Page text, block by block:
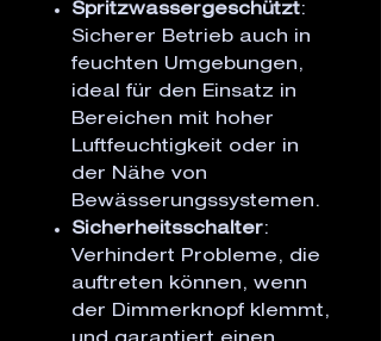
Spritzwassergeschützt:
Sicherer Betrieb auch in
feuchten Umgebungen,
ideal für den Einsatz in
Bereichen mit hoher
Luftfeuchtigkeit oder in
der Nähe von
Bewässerungssystemen.
Sicherheitsschalter:
Verhindert Probleme, die
auftreten können, wenn
der Dimmerknopf klemmt,